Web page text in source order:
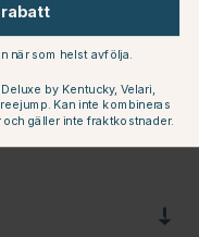
rabatt
när som helst avfölja.
by Kentucky, Velari,
Kan inte kombineras
gäller inte fraktkostnader.